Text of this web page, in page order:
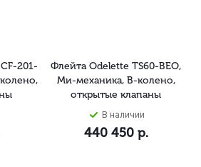
201-
Флейта Odelette TS60-BEO,
Ми-механика, B-колено,
открытые клапаны
В наличии
440 450р.